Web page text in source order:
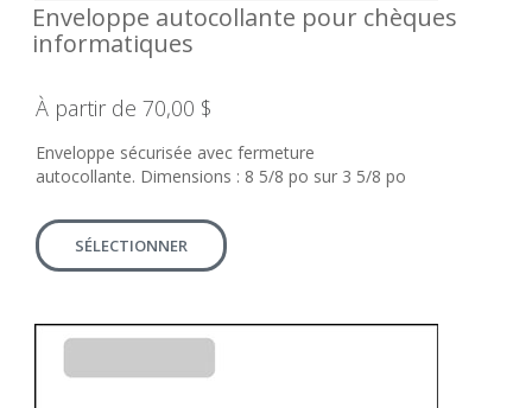
Enveloppe autocollante pour chèques
informatiques
À partir de 70,00 $
Enveloppe sécurisée avec fermeture
autocollante. Dimensions : 8 5/8 po sur 3 5/8 po
SÉLECTIONNER